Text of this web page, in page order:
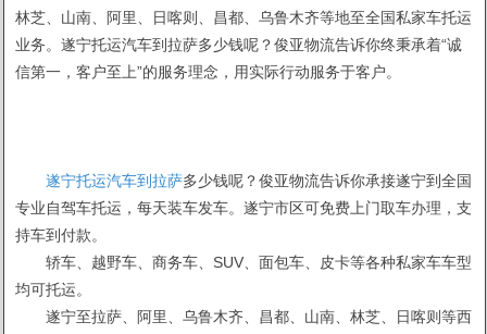
林芝、山南、阿里、日喀则、昌都、乌鲁木齐等地至全国私家车托运
业务。遂宁托运汽车到拉萨多少钱呢？俊亚物流告诉你终秉承着“诚
信第一，客户至上”的服务理念，用实际行动服务于客户。
遂宁托运汽车到拉萨多少钱呢？俊亚物流告诉你承接遂宁到全国
专业自驾车托运，每天装车发车。遂宁市区可免费上门取车办理，支
持车到付款。
轿车、越野车、商务车、SUV、面包车、皮卡等各种私家车车型
均可托运。
遂宁至拉萨、阿里、乌鲁木齐、昌都、山南、林芝、日喀则等西